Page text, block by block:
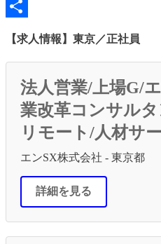
Line
【求人情報】東京／正社員
法人営業/上場G/
業改革コンサル
リモート/人材サ
エンSX株式会社 - 東京都
詳細を見る